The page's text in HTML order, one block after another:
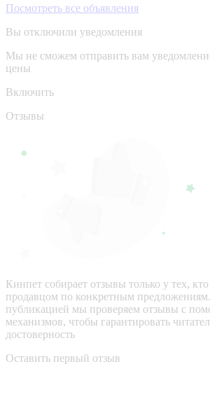
Посмотреть все объявления
Вы отключили уведомления
Мы не сможем отправить вам
цены
Включить
Отзывы
Кинпет собирает отзывы только у тех,
продавцом по конкретным
публикацией мы проверяем отзывы с
механизмов, чтобы гарантировать
достоверность
Оставить первый отзыв